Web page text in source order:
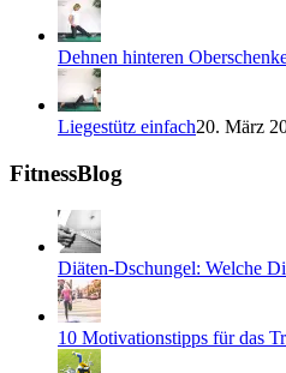
Dehnen hinteren
Liegestütz einfach20. März
FitnessBlog
Diäten-Dschungel: Welche
10 Motivationstipps für das